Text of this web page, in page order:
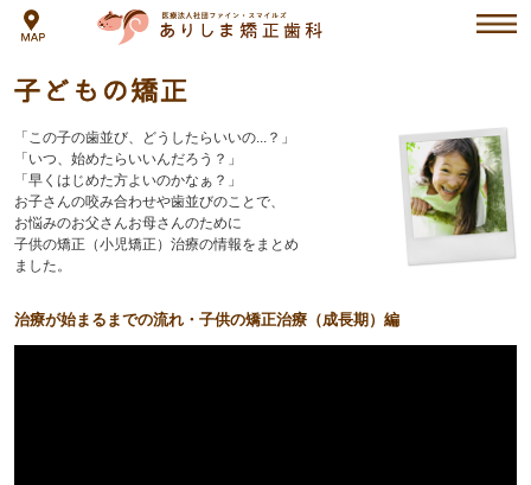
子
ど
の
正
「この子の歯並び、どうしたらいいの...？」
「いつ、始めたらいいんだろう？」
「早くはじめた方よいのかなぁ？」
お子さんの咬み合わせや歯並びのことで、
お悩みのお父さんお母さんのために
子供の矯正（小児矯正）治療の情報をまとめ
ました。
治療が始まるまでの流れ・子供の矯正治療（成長期）編